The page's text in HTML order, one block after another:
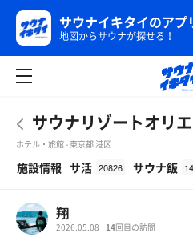
サウナイキタイのアプ
地図からサウナが探せる！
サウナリゾートオリ
ホテル・旅館 - 東京都 港区
施設情報 サ活 20826 サウナ飯
翔
2026.05.08 14回目の訪問